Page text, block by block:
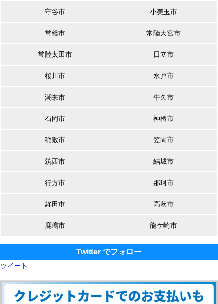
守谷市 小美玉市
常総市 常陸大宮市
常陸太田市 日立市
桜川市 水戸市
潮来市 牛久市
石岡市 神栖市
稲敷市 笠間市
筑西市 結城市
行方市 那珂市
鉾田市 高萩市
鹿嶋市 龍ケ崎市
Twitter でフォロー
ツイート